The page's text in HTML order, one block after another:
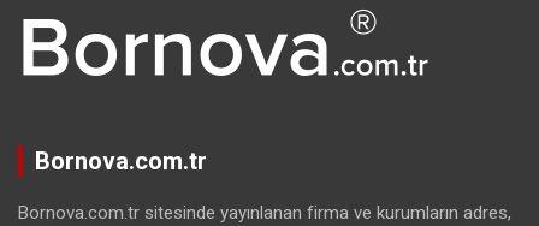
Bornova.com.tr
Bornova.com.tr sitesinde yayınlanan firma ve kurumların adres,